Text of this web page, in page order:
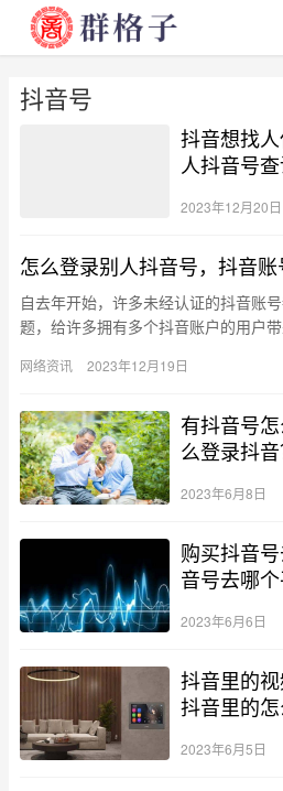
抖音号
抖音想找
人抖音号查
2023年12月20日
怎么登录别人抖音号，抖音账
自去年开始，许多未经认证的抖音账
题，给许多拥有多个抖音账户的用户
周左…
网络资讯 2023年12月19日
有抖音号
么登录抖音
2023年6月8日
购买抖音
音号去哪个
2023年6月6日
抖音里的视
抖音里的
2023年6月5日